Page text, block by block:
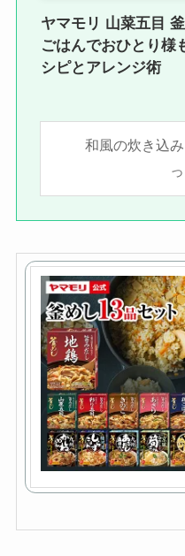
ヤマモリ 山菜五目
ごはんでおひとり様
シピとアレンジ術
和風の炊き込